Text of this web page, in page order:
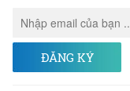
ĐĂNG KÝ